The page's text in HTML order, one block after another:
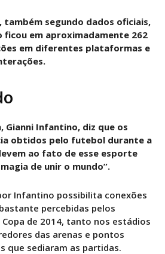
segundo dados oficiais,
ficou em aproximadamente 262
em diferentes plataformas e
Gianni Infantino, diz que os
obtidos pelo futebol durante a
ao fato de esse esporte
de unir o mundo”.
Infantino possibilita conexões
percebidas pelos
de 2014, tanto nos estádios
das arenas e pontos
que sediaram as partidas.